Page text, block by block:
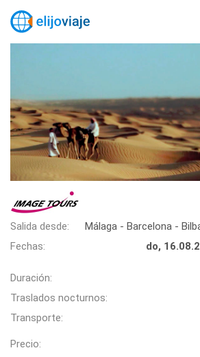
Salida desde:
Málaga - Barcelona -
Fechas:
do,
Duración:
Traslados nocturnos:
Transporte:
Precio: